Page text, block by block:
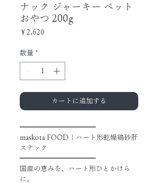
ナック ジャーキー ペット
おやつ 200g
￥2,620
数量 *
カートに追加する
━━━━━━━━━━━
maskota FOOD｜ハート形乾燥鶏砂肝
スナック
━━━━━━━━━━━
国産の恵みを、ハート形ひとかけら
に。